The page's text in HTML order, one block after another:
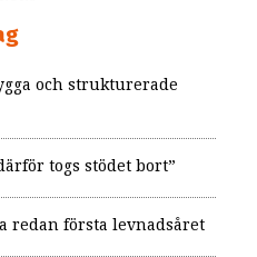
och strukturerade
togs stödet bort”
redan första levnadsåret